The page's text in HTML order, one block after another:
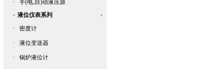
·
手(电,自)动液压源
液位仪表系列
·
密度计
· 液位变送器
· 锅炉液位计